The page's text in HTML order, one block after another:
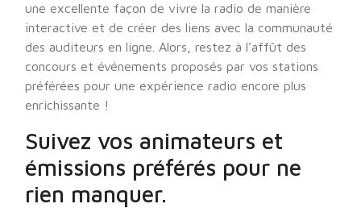
une excellente façon de vivre la radio de manière
interactive et de créer des liens avec la communauté
des auditeurs en ligne. Alors, restez à l’affût des
concours et événements proposés par vos stations
préférées pour une expérience radio encore plus
enrichissante !
Suivez vos animateurs et
émissions préférés pour ne
rien manquer.